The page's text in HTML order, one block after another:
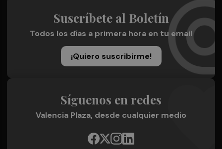
Suscríbete al Boletín
Todos los días a primera hora en tu email
¡Quiero suscribirme!
Síguenos en redes
Valencia Plaza, desde cualquier medio